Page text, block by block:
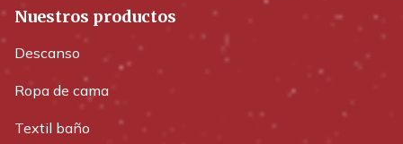
Nuestros productos
Descanso
Ropa de cama
Textil baño